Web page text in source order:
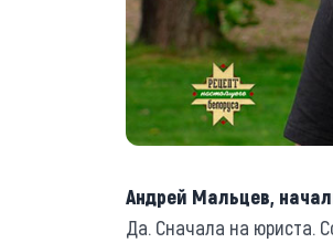
Андрей Мальцев,
Да. Сначала на юриста.